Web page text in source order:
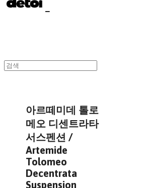
아르떼미데 톨로
메오 디센트라타
서스펜션 /
Artemide
Tolomeo
Decentrata
Suspension